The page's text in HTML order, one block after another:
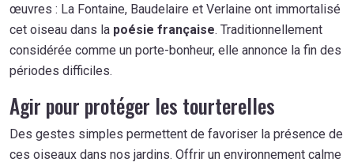
œuvres : La Fontaine, Baudelaire et Verlaine ont immortalisé
cet oiseau dans la poésie française. Traditionnellement
considérée comme un porte-bonheur, elle annonce la fin des
périodes difficiles.
Agir pour protéger les tourterelles
Des gestes simples permettent de favoriser la présence de
ces oiseaux dans nos jardins. Offrir un environnement calme